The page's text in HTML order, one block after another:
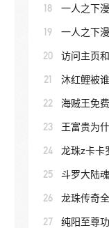
18 一人之下
19 一人之下
20 访问主页
21 沐红鲤被
22 海贼王免
23 王富贵为
24 龙珠z卡卡
25 斗罗大陆
26 龙珠传奇
27 纯阳至尊